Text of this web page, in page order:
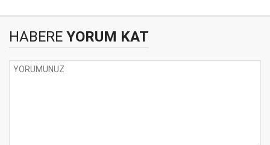
HABERE YORUM KAT